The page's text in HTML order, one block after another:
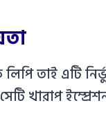
তাই এটি
খারাপ